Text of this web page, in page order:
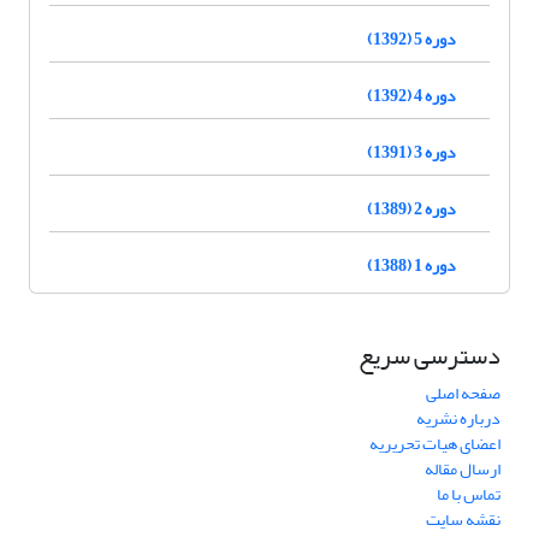
دوره 5 (1392)
دوره 4 (1392)
دوره 3 (1391)
دوره 2 (1389)
دوره 1 (1388)
دسترسی سریع
صفحه اصلی
درباره نشریه
اعضای هیات تحریریه
ارسال مقاله
تماس با ما
نقشه سایت